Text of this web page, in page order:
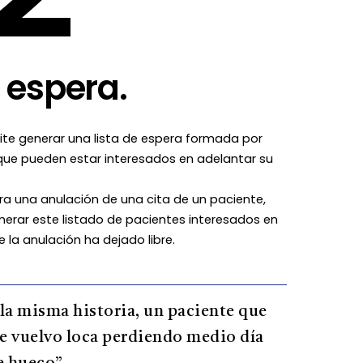
generar una lista de espera formada por
pueden estar interesados en adelantar su
una anulación de una cita de un paciente,
este listado de pacientes interesados en
la anulación ha dejado libre.
misma historia, un paciente que
vuelvo loca perdiendo medio día